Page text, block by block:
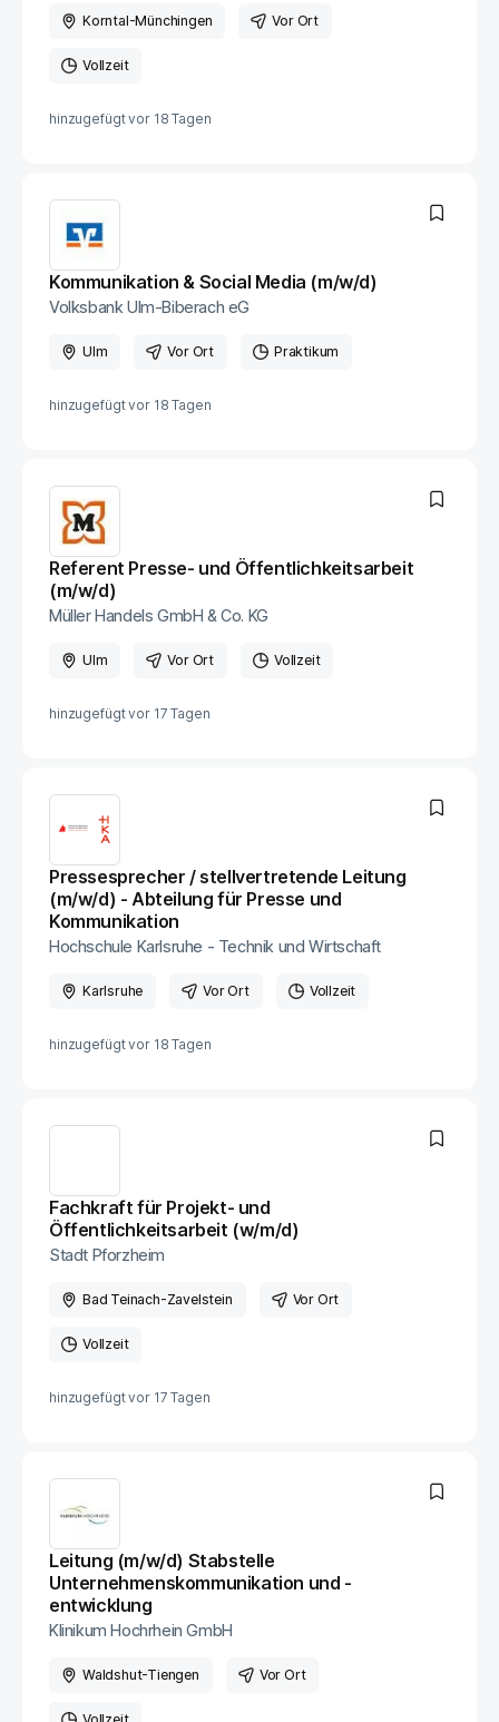
Korntal-Münchingen Vor Ort
Vollzeit
hinzugefügt vor 18 Tagen
Kommunikation & Social Media (m/w/d)
Volksbank Ulm-Biberach eG
Ulm Vor Ort Praktikum
hinzugefügt vor 18 Tagen
Referent Presse- und Öffentlichkeitsarbeit
(m/w/d)
Müller Handels GmbH & Co. KG
Ulm Vor Ort Vollzeit
hinzugefügt vor 17 Tagen
Pressesprecher / stellvertretende Leitung
(m/w/d) - Abteilung für Presse und
Kommunikation
Hochschule Karlsruhe - Technik und Wirtschaft
Karlsruhe Vor Ort Vollzeit
hinzugefügt vor 18 Tagen
Fachkraft für Projekt- und
Öffentlichkeitsarbeit (w/m/d)
Stadt Pforzheim
Bad Teinach-Zavelstein Vor Ort
Vollzeit
hinzugefügt vor 17 Tagen
Leitung (m/w/d) Stabstelle
Unternehmenskommunikation und -
entwicklung
Klinikum Hochrhein GmbH
Waldshut-Tiengen Vor Ort